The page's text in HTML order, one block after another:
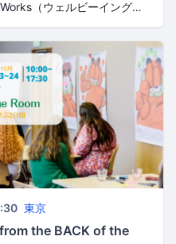
Management 3.0 by NüWorks（ウェルビーイング・リーダーシップ）
東京
the BACK of the